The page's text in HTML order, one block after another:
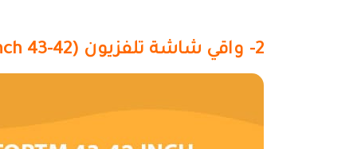
2- واقي شاشة تلفزيون (42-43 inch) TV-ProtectorTM